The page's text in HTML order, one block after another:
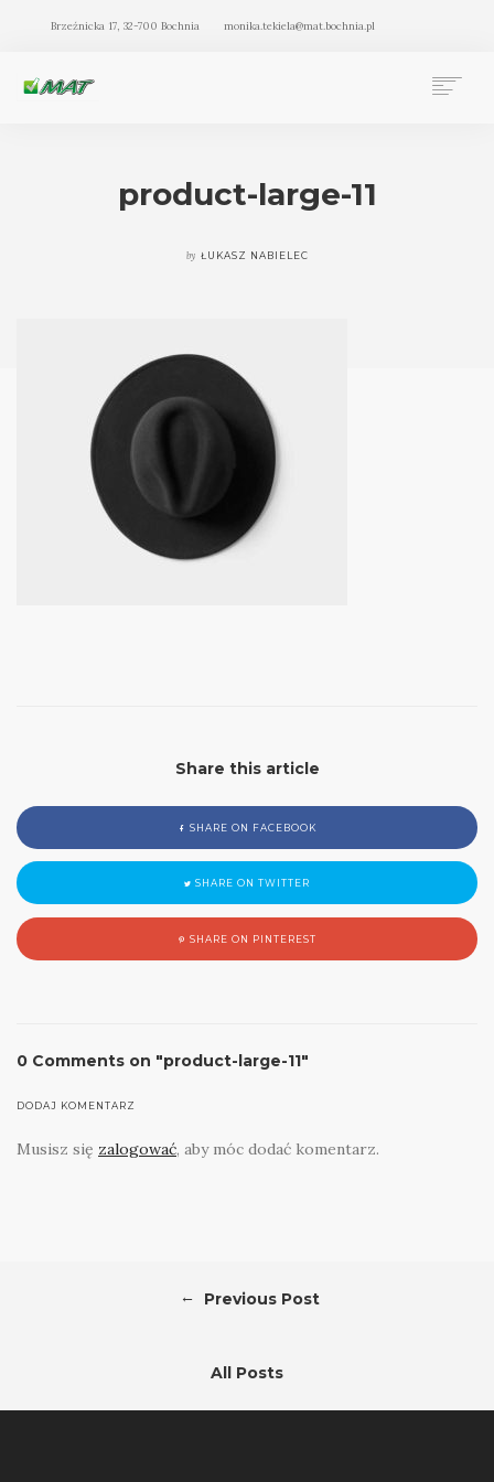
Brzeźnicka 17, 32-700 Bochnia monika.tekiela@mat.bochnia.pl
product-large-11
by ŁUKASZ NABIELEC
Share this article
SHARE ON FACEBOOK
SHARE ON TWITTER
SHARE ON PINTEREST
0 Comments on "product-large-11"
DODAJ KOMENTARZ
Musisz się zalogować, aby móc dodać komentarz.
← Previous Post
All Posts